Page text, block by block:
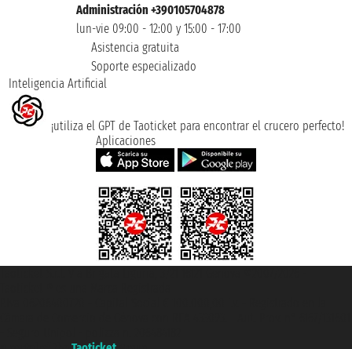
Administración +390105704878
lun-vie 09:00 - 12:00 y 15:00 - 17:00
Asistencia gratuita
Soporte especializado
Inteligencia Artificial
¡utiliza el GPT de Taoticket para encontrar el crucero perfecto!
Aplicaciones